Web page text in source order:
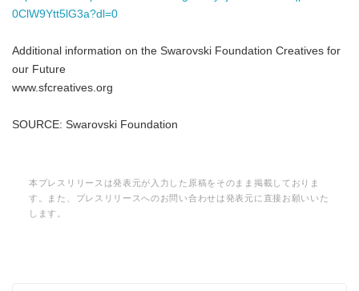
0ClW9Ytt5lG3a?dl=0
Additional information on the Swarovski Foundation Creatives for
our Future
www.sfcreatives.org
SOURCE: Swarovski Foundation
本プレスリリースは発表元が入力した原稿をそのまま掲載しておりま
す。また、プレスリリースへのお問い合わせは発表元に直接お願いいた
します。